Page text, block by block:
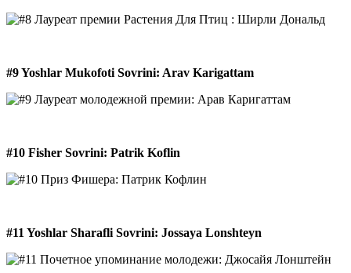
#9 Yoshlar Mukofoti Sovrini: Arav Karigattam
#10 Fisher Sovrini: Patrik Koflin
#11 Yoshlar Sharafli Sovrini: Jossaya Lonshteyn